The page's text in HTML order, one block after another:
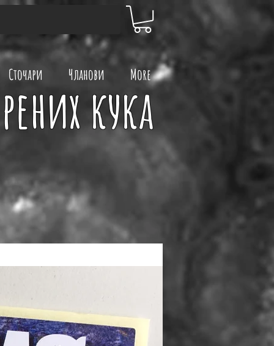
Сточари Чланови More
кука